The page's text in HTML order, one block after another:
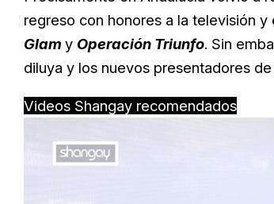
regreso con honores a la televisión
Glam y Operación Triunfo. Sin
diluya y los nuevos presentadores
Videos Shangay recomendados